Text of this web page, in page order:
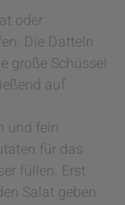
oder
Die Datteln
große Schüssel
auf
und fein
für das
füllen. Erst
Salat geben.